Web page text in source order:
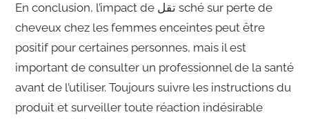
En conclusion, l’impact de تقل sché sur perte de
cheveux chez les femmes enceintes peut être
positif pour certaines personnes, mais il est
important de consulter un professionnel de la santé
avant de l’utiliser. Toujours suivre les instructions du
produit et surveiller toute réaction indésirable